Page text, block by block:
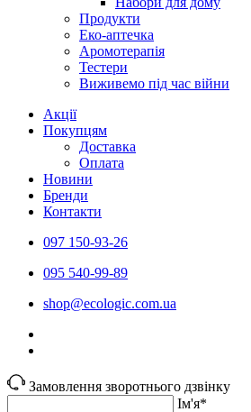
Продукти
Еко-аптечка
Аромотерапія
Тестери
Виживемо під час війни
Акції
Покупцям
Доставка
Оплата
Новини
Бренди
Контакти
097 150-93-26
095 540-99-89
shoр@ecologic.com.ua
Замовлення зворотнього дзвінку
Ім'я*